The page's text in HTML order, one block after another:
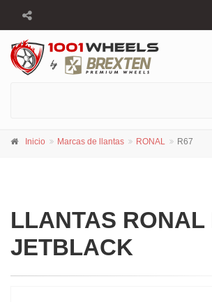
Inicio Marcas de llantas RONAL R67
LLANTAS RONAL
JETBLACK